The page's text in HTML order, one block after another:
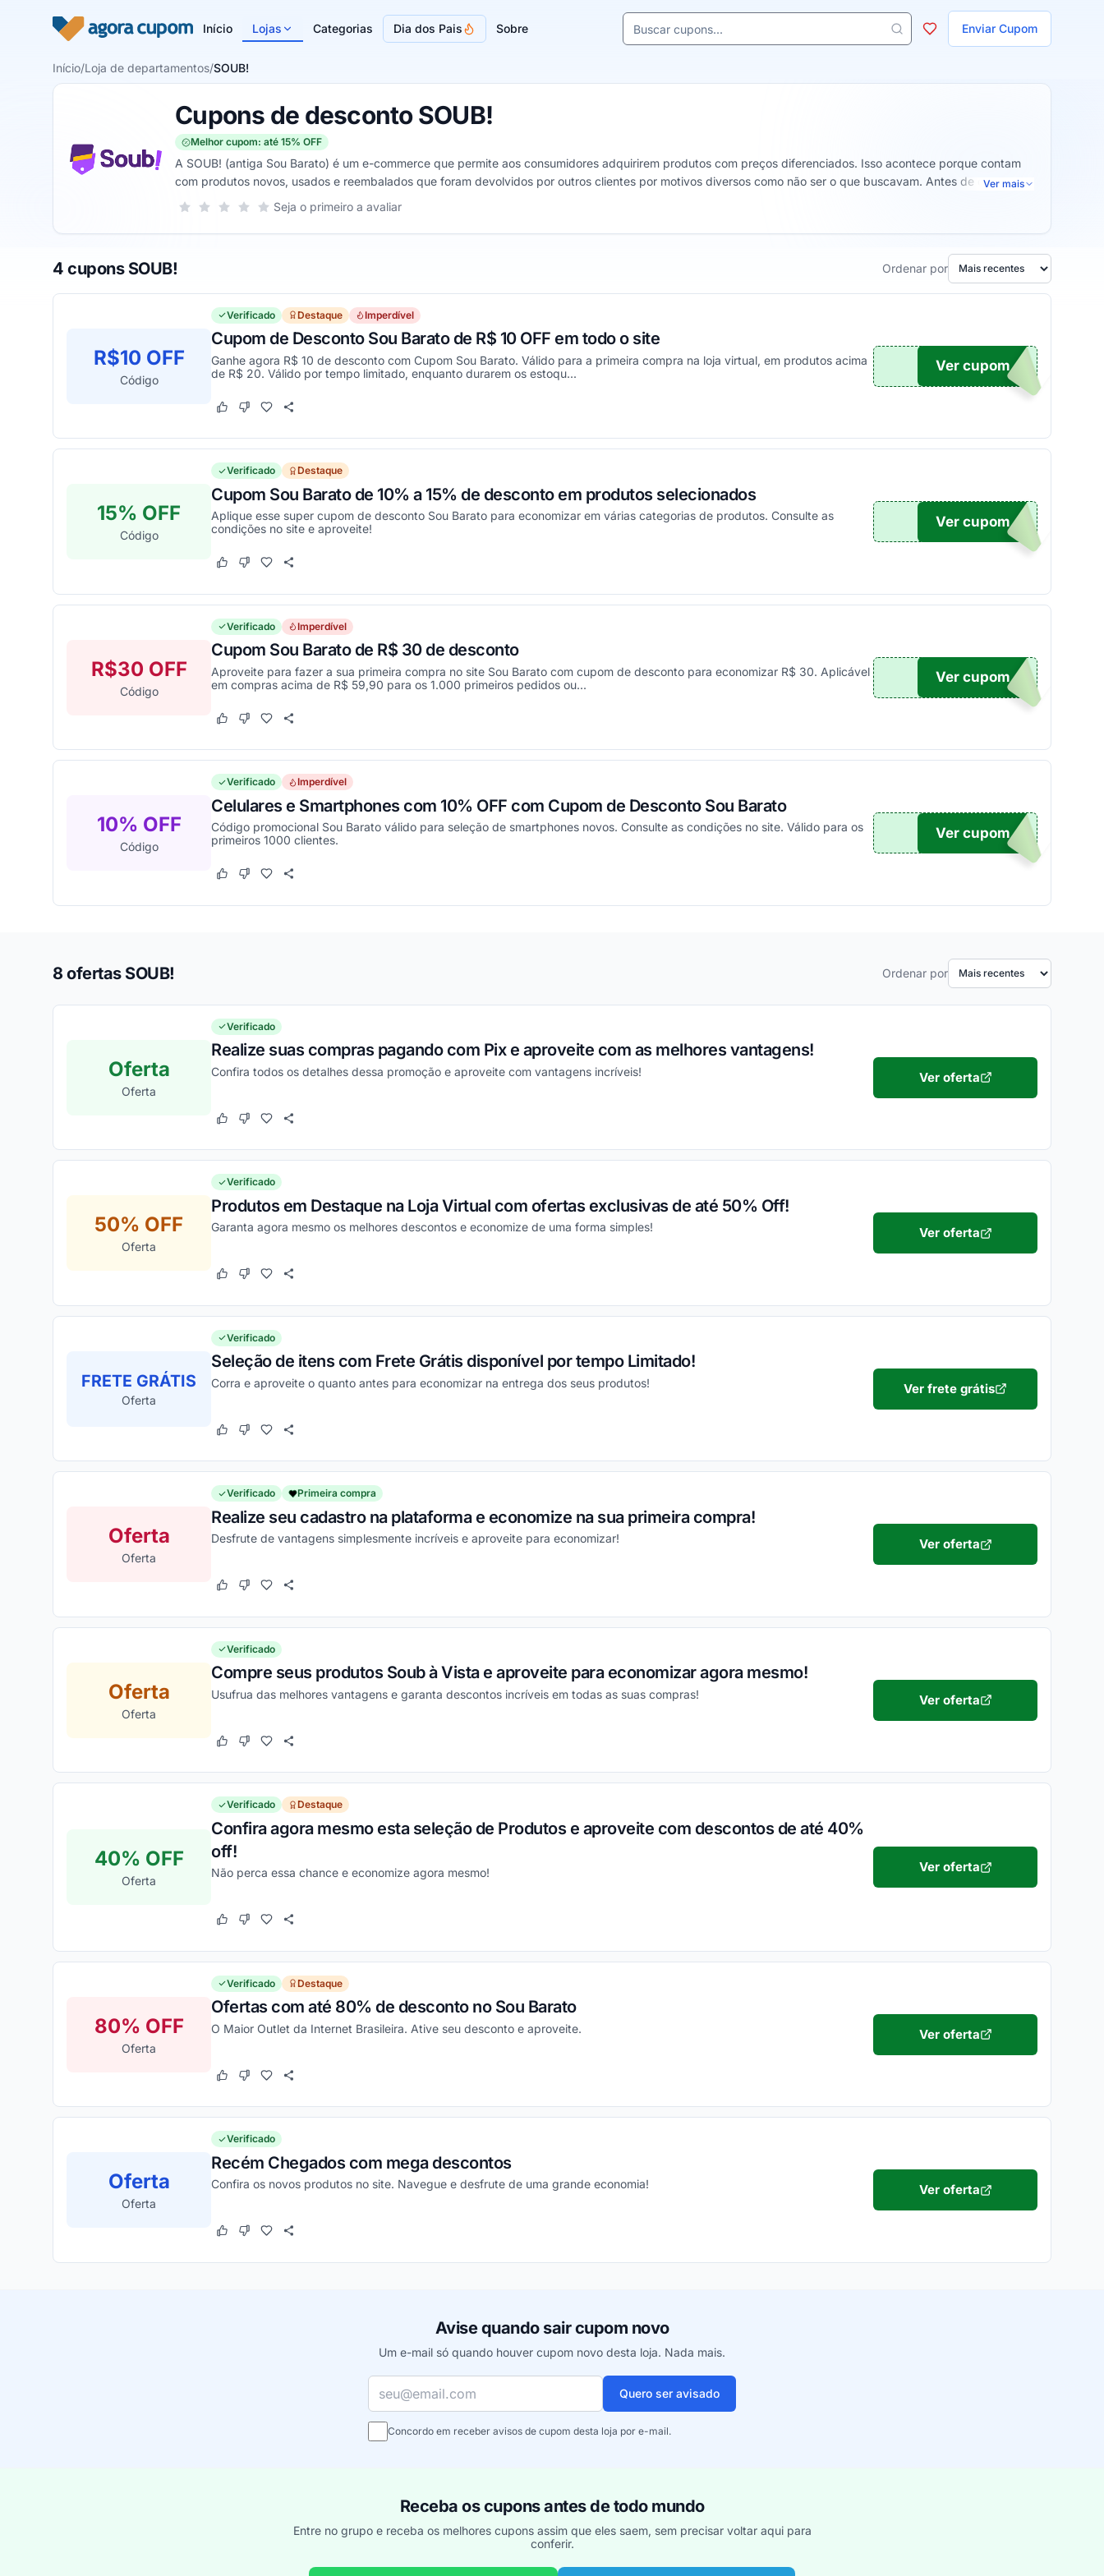
Início Lojas Categorias Dia dos Pais Sobre Enviar Cupom
Buscar cupons e lojas
Início/Loja de departamentos/SOUB!
Cupons de desconto SOUB!
Melhor cupom: até 15% OFF
A SOUB! (antiga Sou Barato) é um e-commerce que permite aos consumidores adquirirem produtos com preços diferenciados. Isso acontece porque contam
com produtos novos, usados e reembalados que foram devolvidos por outros clientes por motivos diversos como não ser o que buscavam. Antes de comprar é
possível entender a situação do item e saber o que receberá.
Ver mais
Sua nota para SOUB!, de 1 a 5 estrelas
5 estrelas
4 estrelas
3 estrelas
2 estrelas
1 estrela Seja o primeiro a avaliar
4 cupons SOUB! Ordenar por
R$10 OFF
Código
Verificado Destaque Imperdível
Cupom de Desconto Sou Barato de R$ 10 OFF em todo o site
Ganhe agora R$ 10 de desconto com Cupom Sou Barato. Válido para a primeira compra na loja virtual, em produtos acima
de R$ 20. Válido por tempo limitado, enquanto durarem os estoqu...
Este cupom funcionou
Este cupom não funcionou
10
Ver cupom
15% OFF
Código
Verificado Destaque
Cupom Sou Barato de 10% a 15% de desconto em produtos selecionados
Aplique esse super cupom de desconto Sou Barato para economizar em várias categorias de produtos. Consulte as
condições no site e aproveite!
Este cupom funcionou
Este cupom não funcionou
UPOM
Ver cupom
R$30 OFF
Código
Verificado Imperdível
Cupom Sou Barato de R$ 30 de desconto
Aproveite para fazer a sua primeira compra no site Sou Barato com cupom de desconto para economizar R$ 30. Aplicável
em compras acima de R$ 59,90 para os 1.000 primeiros pedidos ou...
Este cupom funcionou
Este cupom não funcionou
30
Ver cupom
10% OFF
Código
Verificado Imperdível
Celulares e Smartphones com 10% OFF com Cupom de Desconto Sou Barato
Código promocional Sou Barato válido para seleção de smartphones novos. Consulte as condições no site. Válido para os
primeiros 1000 clientes.
Este cupom funcionou
Este cupom não funcionou
10
Ver cupom
8 ofertas SOUB! Ordenar por
Oferta
Oferta
Verificado
Realize suas compras pagando com Pix e aproveite com as melhores vantagens!
Confira todos os detalhes dessa promoção e aproveite com vantagens incríveis!
Este cupom funcionou
Este cupom não funcionou
Ver oferta
50% OFF
Oferta
Verificado
Produtos em Destaque na Loja Virtual com ofertas exclusivas de até 50% Off!
Garanta agora mesmo os melhores descontos e economize de uma forma simples!
Este cupom funcionou
Este cupom não funcionou
Ver oferta
FRETE GRÁTIS
Oferta
Verificado
Seleção de itens com Frete Grátis disponível por tempo Limitado!
Corra e aproveite o quanto antes para economizar na entrega dos seus produtos!
Este cupom funcionou
Este cupom não funcionou
Ver frete grátis
Oferta
Oferta
Verificado Primeira compra
Realize seu cadastro na plataforma e economize na sua primeira compra!
Desfrute de vantagens simplesmente incríveis e aproveite para economizar!
Este cupom funcionou
Este cupom não funcionou
Ver oferta
Oferta
Oferta
Verificado
Compre seus produtos Soub à Vista e aproveite para economizar agora mesmo!
Usufrua das melhores vantagens e garanta descontos incríveis em todas as suas compras!
Este cupom funcionou
Este cupom não funcionou
Ver oferta
40% OFF
Oferta
Verificado Destaque
Confira agora mesmo esta seleção de Produtos e aproveite com descontos de até 40%
off!
Não perca essa chance e economize agora mesmo!
Este cupom funcionou
Este cupom não funcionou
Ver oferta
80% OFF
Oferta
Verificado Destaque
Ofertas com até 80% de desconto no Sou Barato
O Maior Outlet da Internet Brasileira. Ative seu desconto e aproveite.
Este cupom funcionou
Este cupom não funcionou
Ver oferta
Oferta
Oferta
Verificado
Recém Chegados com mega descontos
Confira os novos produtos no site. Navegue e desfrute de uma grande economia!
Este cupom funcionou
Este cupom não funcionou
Ver oferta
Avise quando sair cupom novo
Um e-mail só quando houver cupom novo desta loja. Nada mais.
Seu e-mail
Quero ser avisado
Concordo em receber avisos de cupom desta loja por e-mail.
Receba os cupons antes de todo mundo
Entre no grupo e receba os melhores cupons assim que eles saem, sem precisar voltar aqui para
conferir.